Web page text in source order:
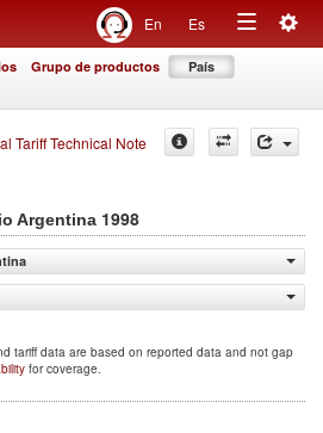
En Es
Toggle
Grupo de productos País
Tariff Technical Note
Argentina 1998
tariff data are based on reported data and not gap
for coverage.